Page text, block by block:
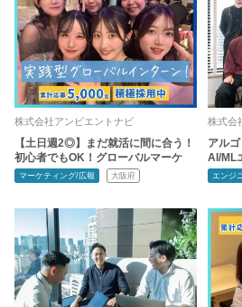
株式会社アンビエントナビ
【土日週2◎】まだ就活に間に合う！
初心者でもOK！グローバルマーケ
マーケティング/広報 大阪府
株式会
アル
AI/ML
エンジ